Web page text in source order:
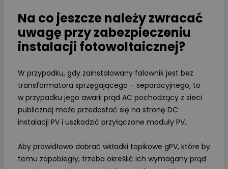
Na co jeszcze należy zwracać
uwagę przy zabezpieczeniu
instalacji fotowoltaicznej?
W przypadku, gdy zainstalowany falownik jest bez
transformatora sprzęgającego – separacyjnego, to
w przypadku jego awarii prąd AC pochodzący z sieci
publicznej może przedostać się na stronę DC
instalacji PV i uszkodzić przyłączone moduły PV.
Aby prawidłowo dobrać wkładki topikowe gPV, które by
temu zapobiegły, trzeba określić ich wymagany prąd